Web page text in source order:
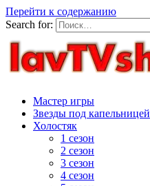
Перейти к содержанию
Search for:
Мастер игры
Звезды под капельницей
Холостяк
1 сезон
2 сезон
3 сезон
4 сезон